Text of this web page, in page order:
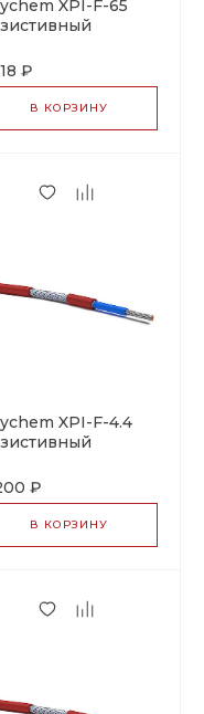
XPI-F-65
₽
В КОРЗИНУ
XPI-F-4.4
₽
В КОРЗИНУ